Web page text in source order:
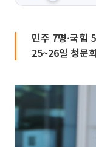
민주 7명·국힘
25~26일 청문